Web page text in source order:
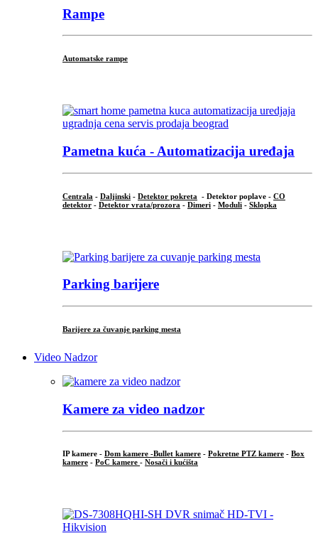
Rampe
Automatske rampe
Pametna kuća - Automatizacija uređaja
Centrala - Daljinski - Detektor pokreta - Detektor poplave - CO
detektor - Detektor vrata/prozora - Dimeri - Moduli - Sklopka
Parking barijere
Barijere za čuvanje parking mesta
Video Nadzor
Kamere za video nadzor
IP kamere - Dom kamere -Bullet kamere - Pokretne PTZ kamere - Box
kamere - PoC kamere - Nosači i kućišta